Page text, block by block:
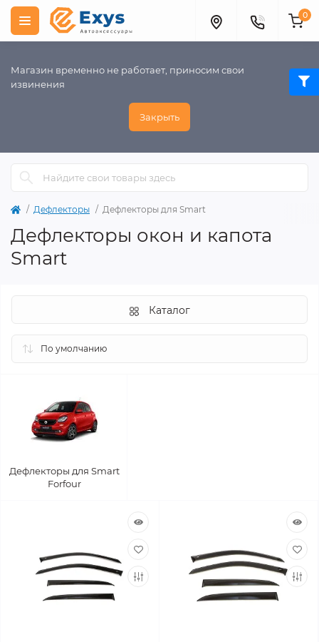
Магазин временно не работает, приносим свои
извинения
Закрыть
0
Дефлекторы Дефлекторы для Smart
Дефлекторы окон и капота
Smart
Каталог
Дефлекторы для Smart
Forfour